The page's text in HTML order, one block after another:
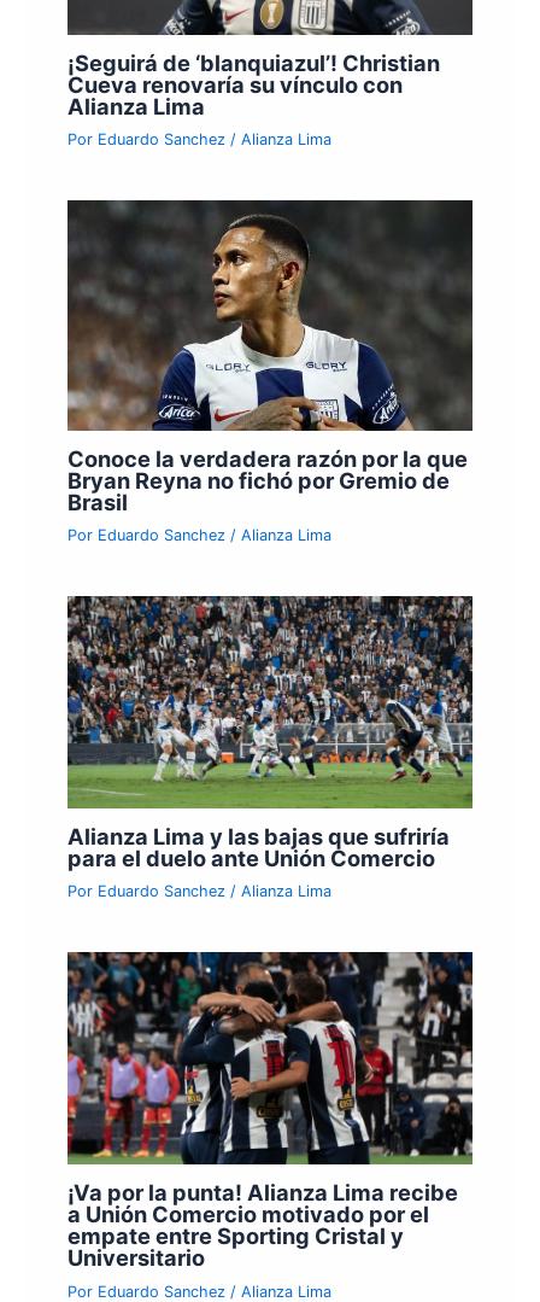
¡Seguirá de ‘blanquiazul’! Christian
Cueva renovaría su vínculo con
Alianza Lima
Por Eduardo Sanchez/Alianza Lima
Conoce la verdadera razón por la que
Bryan Reyna no fichó por Gremio de
Brasil
Por Eduardo Sanchez/Alianza Lima
Alianza Lima y las bajas que sufriría
para el duelo ante Unión Comercio
Por Eduardo Sanchez/Alianza Lima
¡Va por la punta! Alianza Lima recibe
a Unión Comercio motivado por el
empate entre Sporting Cristal y
Universitario
Por Eduardo Sanchez /Alianza Lima